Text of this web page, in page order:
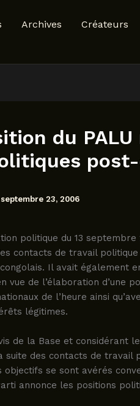
Archives Créateurs
du
post-
septembre 23, 2006
politique du 13
contacts de travail
Il avait également
vue de l’élaboration d’une
de l’heure ainsi
légitimes.
de la Base et considérant
suite des contacts de travail
objectifs se sont avérés
annonce les positions